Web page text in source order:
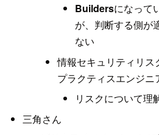
Buildersになって
が、判断する側が
ない
情報セキュリティリス
プラクティスエンジニ
リスクについて理
三角さん